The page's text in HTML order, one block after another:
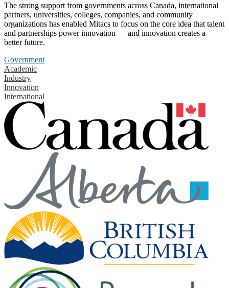
The strong support from governments across Canada, international
partners, universities, colleges, companies, and community
organizations has enabled Mitacs to focus on the core idea that talent
and partnerships power innovation — and innovation creates a
better future.
Government
Academic
Industry
Innovation
International